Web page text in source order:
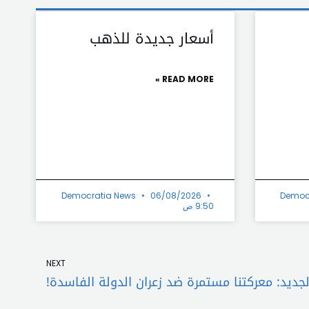
أسعار جديدة للذهب
READ MORE »
Democratia News
06/08/2026
9:50 ص
NEXT
معركتنا مستمرة ضد زعران الدولة الفاسدة!